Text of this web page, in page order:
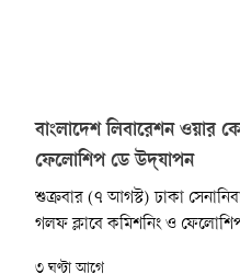
বাংলাদেশ লিবারেশন ওয়ার
ফেলোশিপ ডে উদ্‌যাপন
শুক্রবার (৭ আগস্ট) ঢাকা
গলফ ক্লাবে কমিশনিং ও
৩ ঘণ্টা আগে